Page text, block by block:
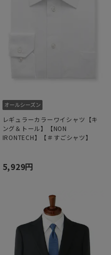
レギュラーカラーワイシャツ【キ
ング＆トール】【NON
IRONTECH】【＃すごシャツ】
5,929円